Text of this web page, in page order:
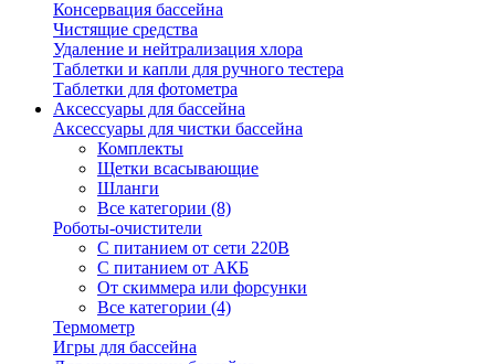
Консервация бассейна
Чистящие средства
Удаление и нейтрализация хлора
Таблетки и капли для ручного тестера
Таблетки для фотометра
Аксессуары для бассейна
Аксессуары для чистки бассейна
Комплекты
Щетки всасывающие
Шланги
Все категории (8)
Роботы-очистители
С питанием от сети 220В
С питанием от АКБ
От скиммера или форсунки
Все категории (4)
Термометр
Игры для бассейна